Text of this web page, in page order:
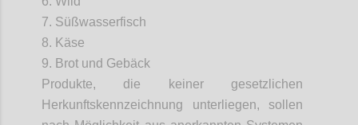
7. Süßwasserfisch
8. Käse
9. Brot und Gebäck
Produkte, die keiner gesetzlichen
Herkunftskennzeichnung unterliegen, sollen